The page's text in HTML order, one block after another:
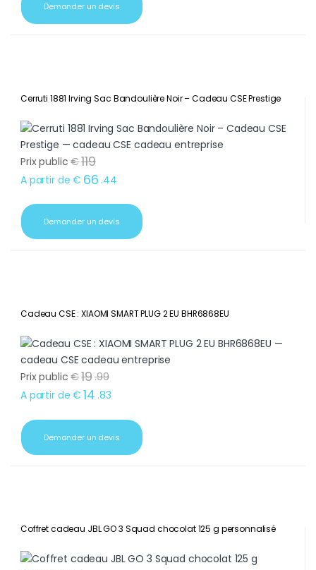
Demander un devis
Cerruti 1881 Irving Sac Bandoulière Noir – Cadeau CSE Prestige
Prix public €119
A partir de € 66 .44
Demander un devis
Cadeau CSE : XIAOMI SMART PLUG 2 EU BHR6868EU
Prix public €19.99
A partir de € 14 .83
Demander un devis
Coffret cadeau JBL GO 3 Squad chocolat 125 g personnalisé